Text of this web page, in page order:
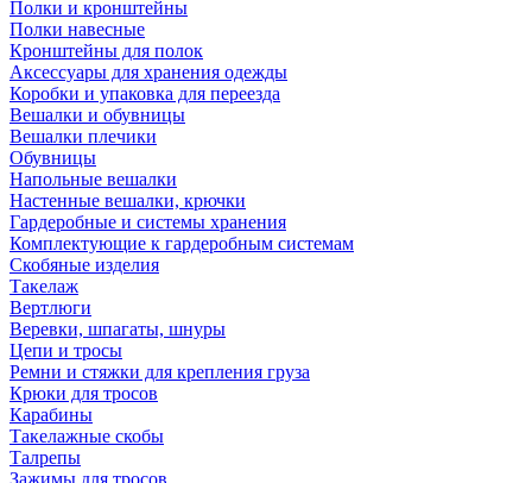
Полки и кронштейны
Полки навесные
Кронштейны для полок
Аксессуары для хранения одежды
Коробки и упаковка для переезда
Вешалки и обувницы
Вешалки плечики
Обувницы
Напольные вешалки
Настенные вешалки, крючки
Гардеробные и системы хранения
Комплектующие к гардеробным системам
Скобяные изделия
Такелаж
Вертлюги
Веревки, шпагаты, шнуры
Цепи и тросы
Ремни и стяжки для крепления груза
Крюки для тросов
Карабины
Такелажные скобы
Талрепы
Зажимы для тросов